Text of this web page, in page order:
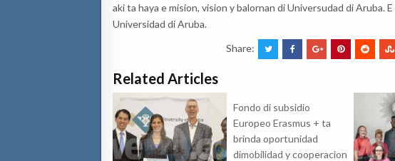
aki ta haya e mision, vision y balornan di Universudad di Aruba.
Universidad di Aruba.
Share:
Related Articles
Fondo di subsidio
Europeo Erasmus + ta
brinda oportunidad
dimobilidad y cooperacion